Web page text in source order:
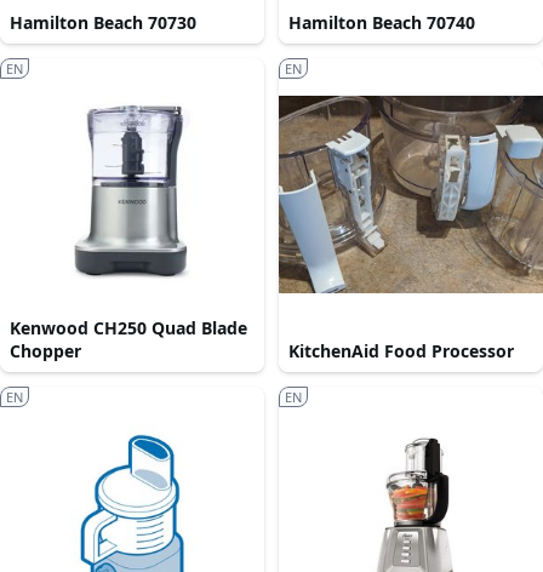
Hamilton Beach 70730 Hamilton Beach 70740
Kenwood CH250 Quad Blade
Chopper
EN
KitchenAid Food Processor
EN
EN EN